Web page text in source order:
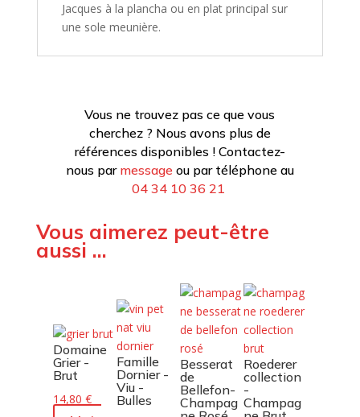
Jacques à la plancha ou en plat principal sur
une sole meunière.
Vous ne trouvez pas ce que vous
cherchez ? Nous avons plus de
références disponibles ! Contactez-
nous par messageou par téléphone au
04 34 10 36 21
Vous aimerez peut-être
aussi …
Domaine
Grier -
Brut
14,80€
Famille
Dornier -
Viu -
Bulles
Besserat
de
Bellefon-
Champag
Roederer
collection
-
Champag